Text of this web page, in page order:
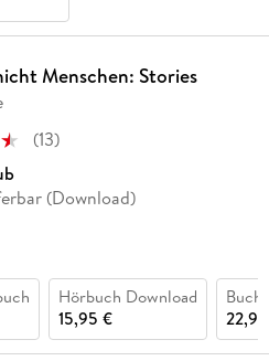
Menschen: Stories
(13)
(Download)
Hörbuch Download
15,95 €
Buch